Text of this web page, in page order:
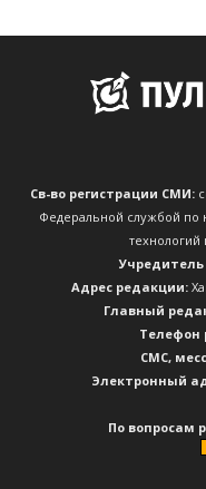
Св-во регистрации СМИ:
Федеральной службой по
Адрес редакции:
Главный
Телефон
CМС,
Электронный
По вопросам